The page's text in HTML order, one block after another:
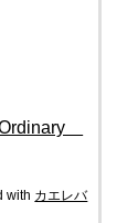
with カエレバ